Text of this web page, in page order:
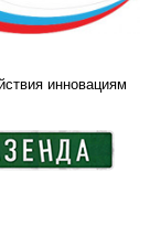
инновациям